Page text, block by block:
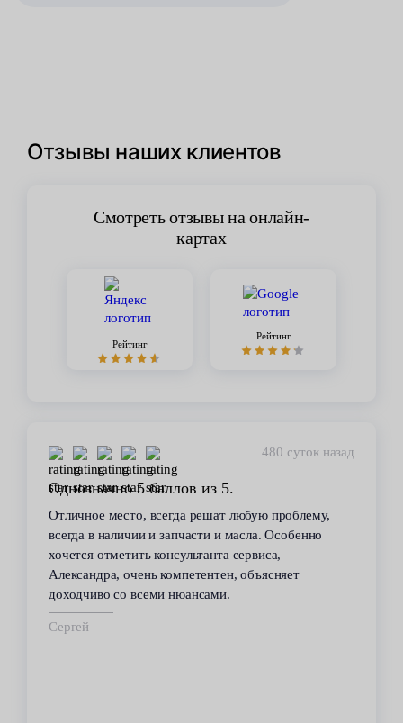
Отзывы наших клиентов
Смотреть отзывы на онлайн-
картах
Рейтинг
Рейтинг
480 суток назад
Однозначно 5 баллов из 5.
Отличное место, всегда решат любую проблему,
всегда в наличии и запчасти и масла. Особенно
хочется отметить консультанта сервиса,
Александра, очень компетентен, объясняет
доходчиво со всеми нюансами.
Сергей